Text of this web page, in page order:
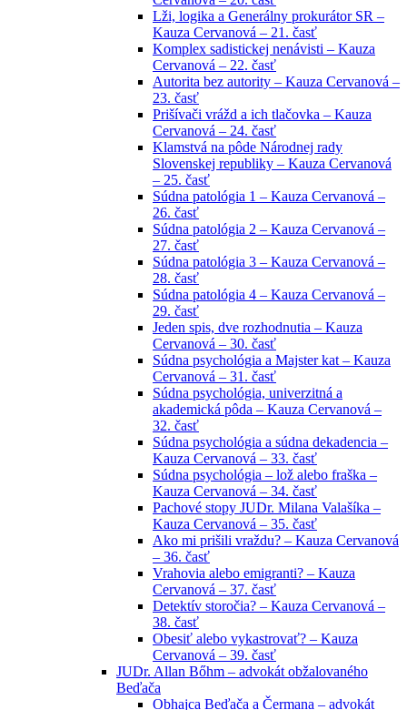
Lži, logika a Generálny prokurátor SR –
Kauza Cervanová – 21. časť
Komplex sadistickej nenávisti – Kauza
Cervanová – 22. časť
Autorita bez autority – Kauza Cervanová –
23. časť
Prišívači vrážd a ich tlačovka – Kauza
Cervanová – 24. časť
Klamstvá na pôde Národnej rady
Slovenskej republiky – Kauza Cervanová
– 25. časť
Súdna patológia 1 – Kauza Cervanová –
26. časť
Súdna patológia 2 – Kauza Cervanová –
27. časť
Súdna patológia 3 – Kauza Cervanová –
28. časť
Súdna patológia 4 – Kauza Cervanová –
29. časť
Jeden spis, dve rozhodnutia – Kauza
Cervanová – 30. časť
Súdna psychológia a Majster kat – Kauza
Cervanová – 31. časť
Súdna psychológia, univerzitná a
akademická pôda – Kauza Cervanová –
32. časť
Súdna psychológia a súdna dekadencia –
Kauza Cervanová – 33. časť
Súdna psychológia – lož alebo fraška –
Kauza Cervanová – 34. časť
Pachové stopy JUDr. Milana Valašíka –
Kauza Cervanová – 35. časť
Ako mi prišili vraždu? – Kauza Cervanová
– 36. časť
Vrahovia alebo emigranti? – Kauza
Cervanová – 37. časť
Detektív storočia? – Kauza Cervanová –
38. časť
Obesiť alebo vykastrovať? – Kauza
Cervanová – 39. časť
JUDr. Allan Bőhm – advokát obžalovaného
Beďača
Obhajca Beďača a Čermana – advokát